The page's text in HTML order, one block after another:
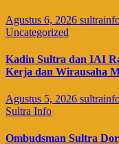
Agustus 6, 2026
Uncategorized
Kadin Sultra dan IAI
Kerja dan Wirausaha
Agustus 5, 2026
Sultra Info
Ombudsman Sultra